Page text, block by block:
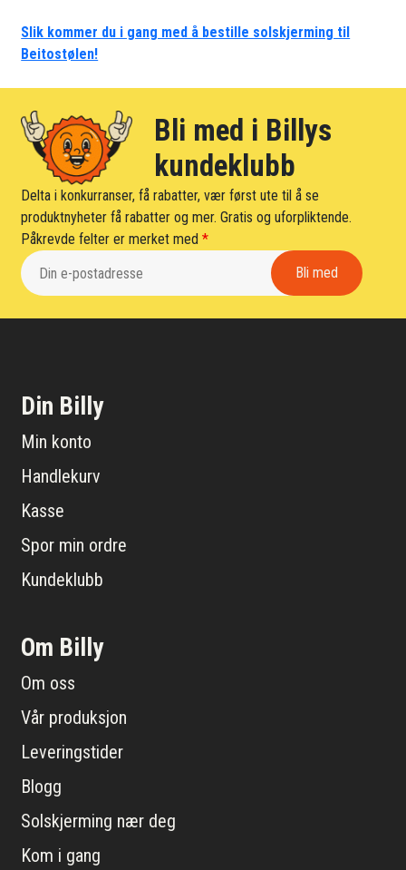
Slik kommer du i gang med å bestille solskjerming til
Beitostølen!
Bli med i Billys
kundeklubb
Delta i konkurranser, få rabatter, vær først ute til å se
produktnyheter få rabatter og mer. Gratis og uforpliktende.
Påkrevde felter er merket med*
Din Billy
Min konto
Handlekurv
Kasse
Spor min ordre
Kundeklubb
Om Billy
Om oss
Vår produksjon
Leveringstider
Blogg
Solskjerming nær deg
Kom i gang